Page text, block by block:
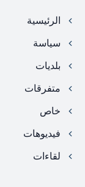
الرئيسية
سياسة
بلديات
متفرقات
خاص
فيديوهات
لقاءات